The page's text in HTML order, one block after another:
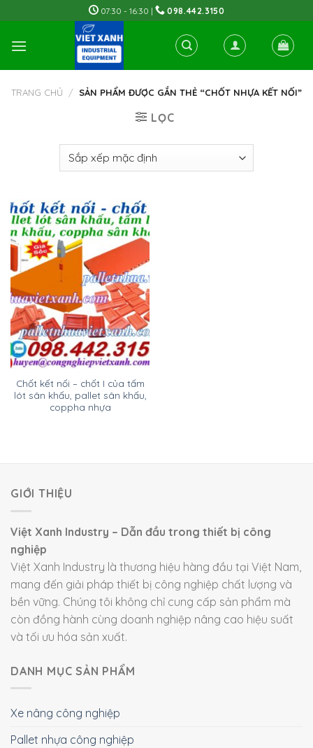
to
content
07:30 - 16:30 | 098.442.3150
TRANG CHỦ / SẢN PHẨM ĐƯỢC GẮN THẺ “CHỐT NHỰA KẾT NỐI”
LỌC
Chốt kết nối – chốt I của tấm
lót sân khấu, pallet sân khấu,
coppha nhựa
GIỚI THIỆU
Việt Xanh Industry – Dẫn đầu trong thiết bị công
nghiệp
Việt Xanh Industry là thương hiệu hàng đầu tại Việt Nam,
mang đến giải pháp thiết bị công nghiệp chất lượng và
bền vững. Chúng tôi không chỉ cung cấp sản phẩm mà
còn đồng hành cùng doanh nghiệp nâng cao hiệu suất
và tối ưu hóa sản xuất.
DANH MỤC SẢN PHẨM
Xe nâng công nghiệp
Pallet nhựa công nghiệp